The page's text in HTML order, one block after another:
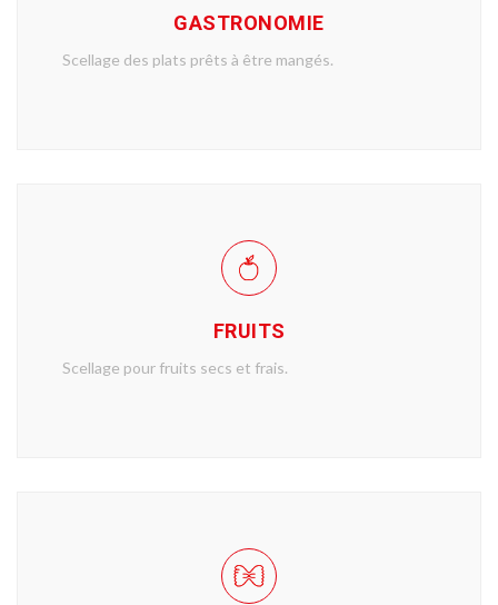
GASTRONOMIE
Scellage des plats prêts à être mangés.
FRUITS
Scellage pour fruits secs et frais.